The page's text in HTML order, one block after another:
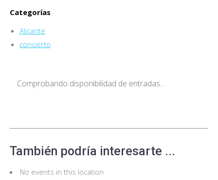
Categorías
Alicante
concierto
Comprobando disponibilidad de entradas…
También podría interesarte ...
No events in this location